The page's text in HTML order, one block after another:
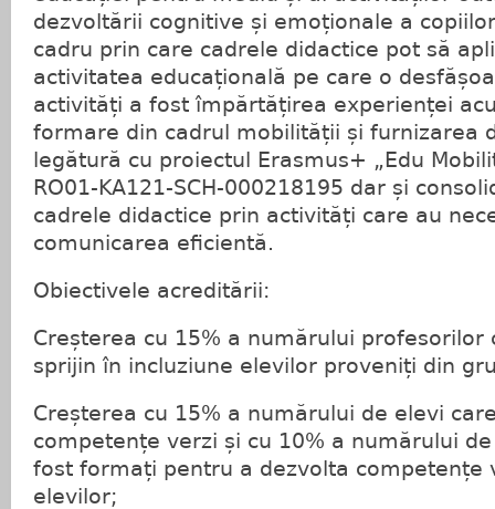
dezvoltării cognitive și emoționale a
cadru prin care cadrele didactice pot să
activitatea educațională pe care o
activități a fost împărtățirea experienței
formare din cadrul mobilității și furnizarea
legătură cu proiectul Erasmus+ „Edu
RO01-KA121-SCH-000218195 dar și
cadrele didactice prin activități care au
comunicarea eficientă.
Obiectivele acreditării:
Creșterea cu 15% a numărului profesorilor
sprijin în incluziune elevilor proveniți din
Creșterea cu 15% a numărului de elevi
competențe verzi și cu 10% a numărului
fost formați pentru a dezvolta competențe
elevilor;